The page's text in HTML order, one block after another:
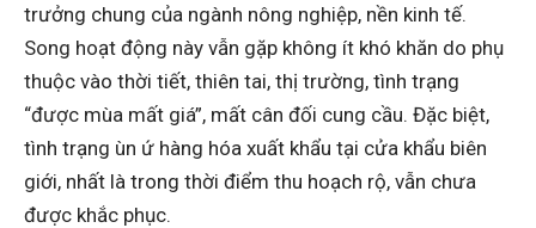
trưởng chung của ngành nông nghiệp, nền kinh tế.
Song hoạt động này vẫn gặp không ít khó khăn do phụ
thuộc vào thời tiết, thiên tai, thị trường, tình trạng
“được mùa mất giá”, mất cân đối cung cầu. Đặc biệt,
tình trạng ùn ứ hàng hóa xuất khẩu tại cửa khẩu biên
giới, nhất là trong thời điểm thu hoạch rộ, vẫn chưa
được khắc phục.